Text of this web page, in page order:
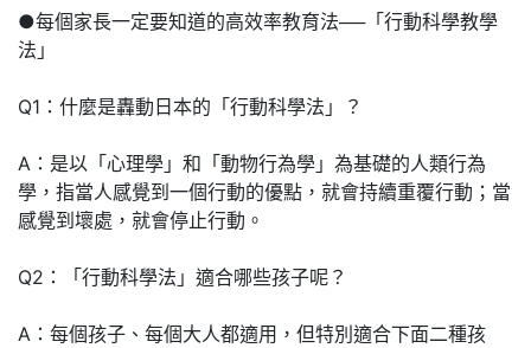
●每個家長一定要知道的高效率教育法──「行動科學教學
法」
Q1：什麼是轟動日本的「行動科學法」？
A：是以「心理學」和「動物行為學」為基礎的人類行為
學，指當人感覺到一個行動的優點，就會持續重覆行動；當
感覺到壞處，就會停止行動。
Q2：「行動科學法」適合哪些孩子呢？
A：每個孩子、每個大人都適用，但特別適合下面二種孩